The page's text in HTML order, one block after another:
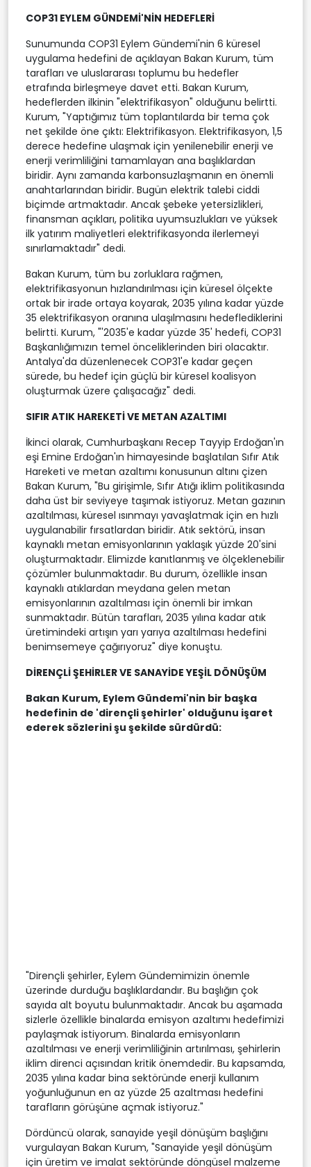
COP31 EYLEM GÜNDEMİ'NİN HEDEFLERİ
Sunumunda COP31 Eylem Gündemi'nin 6 küresel
uygulama hedefini de açıklayan Bakan Kurum, tüm
tarafları ve uluslararası toplumu bu hedefler
etrafında birleşmeye davet etti. Bakan Kurum,
hedeflerden ilkinin "elektrifikasyon" olduğunu belirtti.
Kurum, "Yaptığımız tüm toplantılarda bir tema çok
net şekilde öne çıktı: Elektrifikasyon. Elektrifikasyon, 1,5
derece hedefine ulaşmak için yenilenebilir enerji ve
enerji verimliliğini tamamlayan ana başlıklardan
biridir. Aynı zamanda karbonsuzlaşmanın en önemli
anahtarlarından biridir. Bugün elektrik talebi ciddi
biçimde artmaktadır. Ancak şebeke yetersizlikleri,
finansman açıkları, politika uyumsuzlukları ve yüksek
ilk yatırım maliyetleri elektrifikasyonda ilerlemeyi
sınırlamaktadır" dedi.
Bakan Kurum, tüm bu zorluklara rağmen,
elektrifikasyonun hızlandırılması için küresel ölçekte
ortak bir irade ortaya koyarak, 2035 yılına kadar yüzde
35 elektrifikasyon oranına ulaşılmasını hedeflediklerini
belirtti. Kurum, "'2035'e kadar yüzde 35' hedefi, COP31
Başkanlığımızın temel önceliklerinden biri olacaktır.
Antalya'da düzenlenecek COP31'e kadar geçen
sürede, bu hedef için güçlü bir küresel koalisyon
oluşturmak üzere çalışacağız" dedi.
SIFIR ATIK HAREKETİ VE METAN AZALTIMI
İkinci olarak, Cumhurbaşkanı Recep Tayyip Erdoğan'ın
eşi Emine Erdoğan'ın himayesinde başlatılan Sıfır Atık
Hareketi ve metan azaltımı konusunun altını çizen
Bakan Kurum, "Bu girişimle, Sıfır Atığı iklim politikasında
daha üst bir seviyeye taşımak istiyoruz. Metan gazının
azaltılması, küresel ısınmayı yavaşlatmak için en hızlı
uygulanabilir fırsatlardan biridir. Atık sektörü, insan
kaynaklı metan emisyonlarının yaklaşık yüzde 20'sini
oluşturmaktadır. Elimizde kanıtlanmış ve ölçeklenebilir
çözümler bulunmaktadır. Bu durum, özellikle insan
kaynaklı atıklardan meydana gelen metan
emisyonlarının azaltılması için önemli bir imkan
sunmaktadır. Bütün tarafları, 2035 yılına kadar atık
üretimindeki artışın yarı yarıya azaltılması hedefini
benimsemeye çağırıyoruz" diye konuştu.
DİRENÇLİ ŞEHİRLER VE SANAYİDE YEŞİL DÖNÜŞÜM
Bakan Kurum, Eylem Gündemi'nin bir başka
hedefinin de 'dirençli şehirler' olduğunu işaret
ederek sözlerini şu şekilde sürdürdü:
"Dirençli şehirler, Eylem Gündemimizin önemle
üzerinde durduğu başlıklardandır. Bu başlığın çok
sayıda alt boyutu bulunmaktadır. Ancak bu aşamada
sizlerle özellikle binalarda emisyon azaltımı hedefimizi
paylaşmak istiyorum. Binalarda emisyonların
azaltılması ve enerji verimliliğinin artırılması, şehirlerin
iklim direnci açısından kritik önemdedir. Bu kapsamda,
2035 yılına kadar bina sektöründe enerji kullanım
yoğunluğunun en az yüzde 25 azaltması hedefini
tarafların görüşüne açmak istiyoruz."
Dördüncü olarak, sanayide yeşil dönüşüm başlığını
vurgulayan Bakan Kurum, "Sanayide yeşil dönüşüm
için üretim ve imalat sektöründe döngüsel malzeme